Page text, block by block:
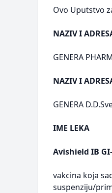
Ovo Uputstvo
NAZIV I
GENERA
NAZIV I
GENERA
IME LEKA
Avishield IB
vakcina koja
suspenziju/